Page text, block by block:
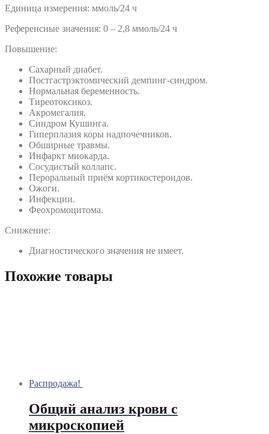
Единица измерения: ммоль/24 ч
Референсные значения: 0 – 2,8 ммоль/24 ч
Повышение:
Сахарный диабет.
Постгастрэктомический демпинг-синдром.
Нормальная беременность.
Тиреотоксикоз.
Акромегалия.
Синдром Кушинга.
Гиперплазия коры надпочечников.
Обширные травмы.
Инфаркт миокарда.
Сосудистый коллапс.
Пероральный приём кортикостероидов.
Ожоги.
Инфекции.
Феохромоцитома.
Снижение:
Диагностического значения не имеет.
Похожие товары
Распродажа!
Общий анализ крови с
микроскопией